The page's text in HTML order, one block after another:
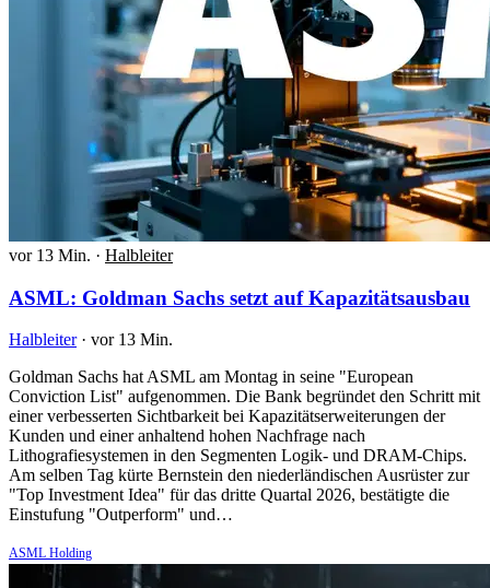
vor 13 Min. · Halbleiter
ASML: Goldman Sachs setzt auf Kapazitätsausbau
Halbleiter · vor 13 Min.
Goldman Sachs hat ASML am Montag in seine "European
Conviction List" aufgenommen. Die Bank begründet den Schritt mit
einer verbesserten Sichtbarkeit bei Kapazitätserweiterungen der
Kunden und einer anhaltend hohen Nachfrage nach
Lithografiesystemen in den Segmenten Logik- und DRAM-Chips.
Am selben Tag kürte Bernstein den niederländischen Ausrüster zur
"Top Investment Idea" für das dritte Quartal 2026, bestätigte die
Einstufung "Outperform" und…
ASML Holding